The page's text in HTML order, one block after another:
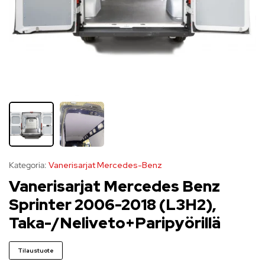
Kategoria: Vanerisarjat Mercedes-Benz
Vanerisarjat Mercedes Benz
Sprinter 2006-2018 (L3H2),
Taka-/Neliveto+Paripyörillä
Tilaustuote